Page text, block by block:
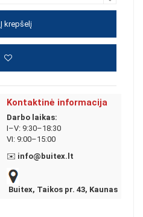
Į krepšelį
Kontaktinė informacija
Darbo laikas:
I–V: 9:30–18:30
VI: 9:00–15:00
✉️ info@buitex.lt
Buitex, Taikos pr. 43, Kaunas